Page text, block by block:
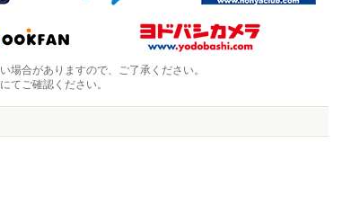
合がありますので、ご了承ください。
てご確認ください。